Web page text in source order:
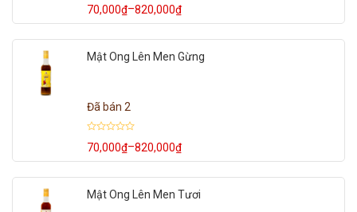
xếp
hạng
5
sao
70,000₫–820,000₫
Khoảng
giá:
đến
Mật Ong Lên Men Gừng
Đã bán 2
xếp
hạng
5
sao
70,000₫–820,000₫
Khoảng
giá:
đến
Mật Ong Lên Men Tươi